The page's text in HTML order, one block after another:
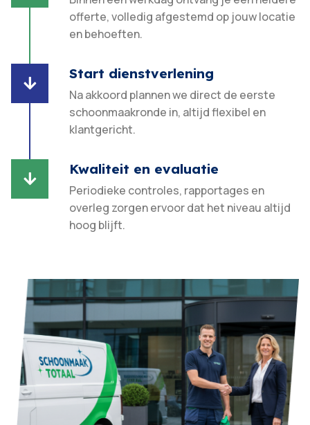
offerte, volledig afgestemd op jouw locatie
en behoeften.​

Start dienstverlening
Na akkoord plannen we direct de eerste
schoonmaakronde in, altijd flexibel en
klantgericht.​

Kwaliteit en evaluatie
Periodieke controles, rapportages en
overleg zorgen ervoor dat het niveau altijd
hoog blijft.​